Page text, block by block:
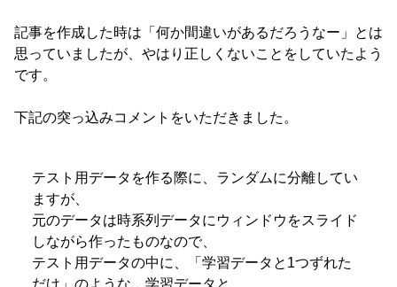
記事を作成した時は「何か間違いがあるだろうなー」とは
思っていましたが、やはり正しくないことをしていたよう
です。
下記の突っ込みコメントをいただきました。
テスト用データを作る際に、ランダムに分離してい
ますが、
元のデータは時系列データにウィンドウをスライド
しながら作ったものなので、
テスト用データの中に、「学習データと1つずれた